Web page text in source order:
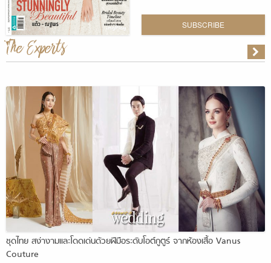
SUBSCRIBE
The Experts
ชุดไทย สง่างามและโดดเด่นด้วยฝีมือระดับโอต์กูตูร์ จากห้องเสื้อ Vanus
Couture